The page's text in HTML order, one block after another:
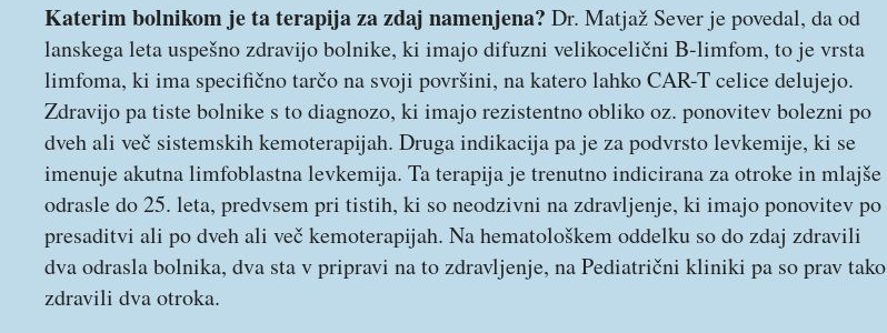
Katerim bolnikom je ta terapija za zdaj namenjena? Dr. Matjaž Sever je povedal, da od
lanskega leta uspešno zdravijo bolnike, ki imajo difuzni velikocelični B-limfom, to je vrsta
limfoma, ki ima specifično tarčo na svoji površini, na katero lahko CAR-T celice delujejo.
Zdravijo pa tiste bolnike s to diagnozo, ki imajo rezistentno obliko oz. ponovitev bolezni po
dveh ali več sistemskih kemoterapijah. Druga indikacija pa je za podvrsto levkemije, ki se
imenuje akutna limfoblastna levkemija. Ta terapija je trenutno indicirana za otroke in mlajše
odrasle do 25. leta, predvsem pri tistih, ki so neodzivni na zdravljenje, ki imajo ponovitev po
presaditvi ali po dveh ali več kemoterapijah. Na hematološkem oddelku so do zdaj zdravili
dva odrasla bolnika, dva sta v pripravi na to zdravljenje, na Pediatrični kliniki pa so prav tako
zdravili dva otroka.